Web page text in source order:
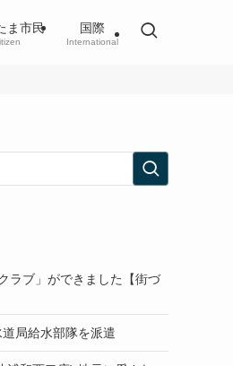
ま市民 国際
International
ラブ」ができました【街づ
局給水部隊を派遣